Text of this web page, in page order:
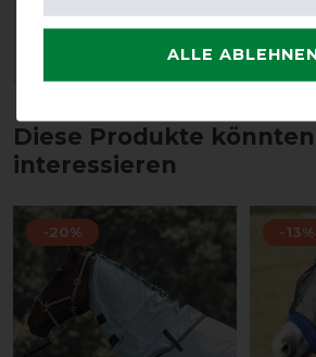
Stück
ARTIKEL MERKEN
Diese Produkte
interessieren
-20% -13%
ALLE